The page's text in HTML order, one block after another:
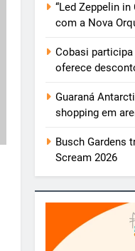
“Led Zeppelin
com a Nova
Cobasi participa
oferece
Guaraná
shopping em
Busch Gardens
Scream 2026